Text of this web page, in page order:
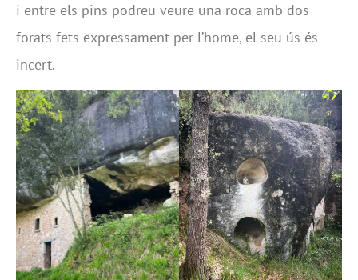
i entre els pins podreu veure una roca amb dos
forats fets expressament per l’home, el seu ús és
incert.